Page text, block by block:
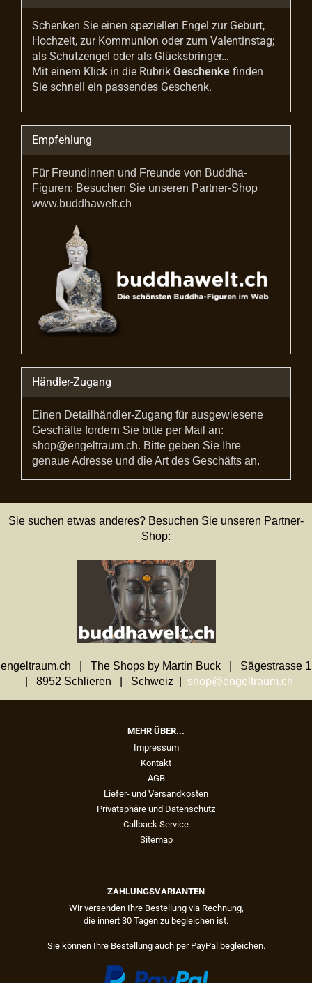
Schenken Sie einen speziellen Engel zur Geburt,
Hochzeit, zur Kommunion oder zum Valentinstag;
als Schutzengel oder als Glücksbringer…
Mit einem Klick in die Rubrik Geschenke finden
Sie schnell ein passendes Geschenk.
Empfehlung
Für Freundinnen und Freunde von Buddha-
Figuren: Besuchen Sie unseren Partner-Shop
www.buddhawelt.ch
Händler-Zugang
Einen Detailhändler-Zugang für ausgewiesene
Geschäfte fordern Sie bitte per Mail an:
shop@engeltraum.ch. Bitte geben Sie Ihre
genaue Adresse und die Art des Geschäfts an.
Sie suchen etwas anderes? Besuchen Sie unseren Partner-
Shop:
engeltraum.ch | The Shops by Martin Buck | Sägestrasse 1
| 8952 Schlieren | Schweiz | shop@engeltraum.ch
MEHR ÜBER...
Impressum
Kontakt
AGB
Liefer- und Versandkosten
Privatsphäre und Datenschutz
Callback Service
Sitemap
ZAHLUNGSVARIANTEN
Wir versenden Ihre Bestellung via Rechnung,
die innert 30 Tagen zu begleichen ist.
Sie können Ihre Bestellung auch per PayPal begleichen.